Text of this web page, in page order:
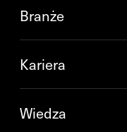
Branże
Kariera
Wiedza